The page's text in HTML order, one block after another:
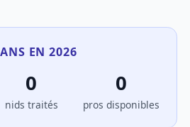
EN 2026
0
nids traités
0
pros disponibles